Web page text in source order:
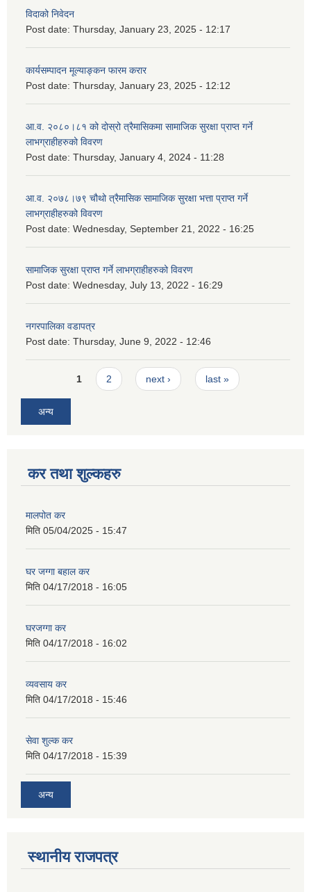
विदाको निवेदन
Post date: Thursday, January 23, 2025 - 12:17
कार्यसम्पादन मूल्याङ्कन फारम करार
Post date: Thursday, January 23, 2025 - 12:12
आ.व. २०८०।८१ को दोस्रो त्रैमासिकमा सामाजिक सुरक्षा प्राप्त गर्ने
लाभग्राहीहरुको विवरण
Post date: Thursday, January 4, 2024 - 11:28
आ.व. २०७८।७९ चौथो त्रैमासिक सामाजिक सुरक्षा भत्ता प्राप्त गर्ने
लाभग्राहीहरुको विवरण
Post date: Wednesday, September 21, 2022 - 16:25
सामाजिक सुरक्षा प्राप्त गर्ने लाभग्राहीहरुको विवरण
Post date: Wednesday, July 13, 2022 - 16:29
नगरपालिका वडापत्र
Post date: Thursday, June 9, 2022 - 12:46
Pages1 2 next › last »
अन्य
कर तथा शुल्कहरु
मालपोत कर
मिति 05/04/2025 - 15:47
घर जग्गा बहाल कर
मिति 04/17/2018 - 16:05
घरजग्गा कर
मिति 04/17/2018 - 16:02
व्यवसाय कर
मिति 04/17/2018 - 15:46
सेवा शुल्क कर
मिति 04/17/2018 - 15:39
अन्य
स्थानीय राजपत्र